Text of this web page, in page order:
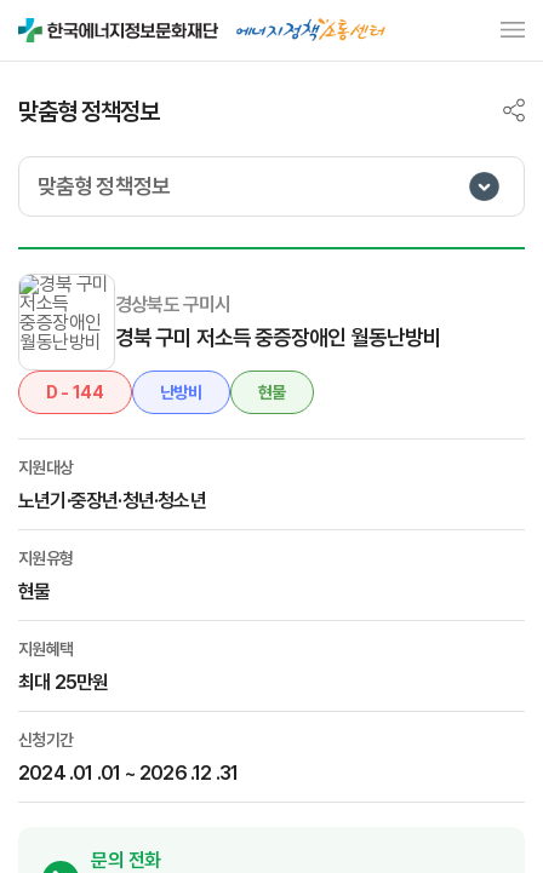
맞춤형 정책정보
맞춤형 정책정보
경상북도 구미시
경북 구미 저소득 중증장애인 월동난방비
D - 144 난방비 현물
지원대상
노년기·중장년·청년·청소년
지원유형
현물
지원혜택
최대 25만원
신청기간
2024 .01 .01 ~ 2026 .12 .31
문의 전화